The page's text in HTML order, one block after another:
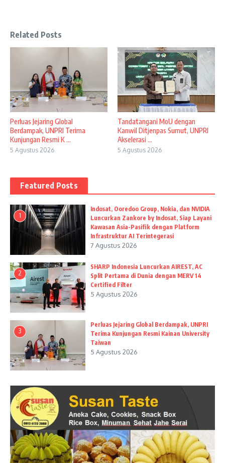
Related Posts
Perluas Jejaring Global
Berdampak, UNPRI Terima
Kunjungan Resmi K ...
5 Agustus 2026
Tandatangani MoU dengan
Kanwil Ditjenpas Sumut, UNPRI
Akselerasi ...
5 Agustus 2026
Featured Posts
1
Indosat, Ooredoo Group, Nokia, dan NVIDIA
Luncurkan Zankore by Indosat, Siap Layani
Kawasan Asia-Pasifik dengan Platform
Infrastruktur AI Terintegerasi
7 Agustus 2026
2
SHARP Indonesia Luncurkan AIREST, AC
Split Pertama di Dunia dengan MERV 14
Certified Filter
5 Agustus 2026
3
Perluas Jejaring Global Berdampak, UNPRI
Terima Kunjungan Resmi Kainan University
Taiwan
5 Agustus 2026